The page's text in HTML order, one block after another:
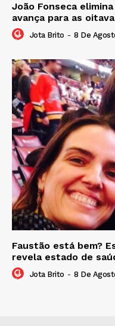
João Fonseca
avança para as
Jota Brito - 8 De
Faustão está bem?
revela estado de
Jota Brito - 8 De